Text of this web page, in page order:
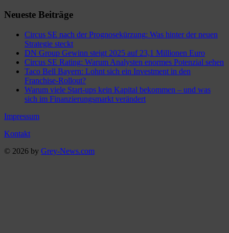
Neueste Beiträge
Circus SE nach der Prognosekürzung: Was hinter der neuen
Strategie steckt
DN Group Gewinn steigt 2025 auf 23,1 Millionen Euro
Circus SE Rating: Warum Analysten enormes Potenzial sehen
Taco Bell Bayern: Lohnt sich ein Investment in den
Franchise-Rollout?
Warum viele Start-ups kein Kapital bekommen – und was
sich im Finanzierungsmarkt verändert
Impressum
Kontakt
© 2026 by Grey-News.com